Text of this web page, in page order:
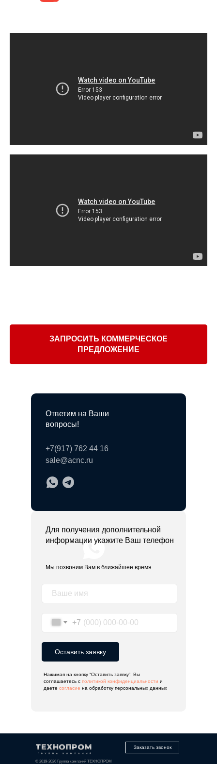
ЗАПРОСИТЬ КОММЕРЧЕСКОЕ
ПРЕДЛОЖЕНИЕ
Ответим на Ваши
вопросы!
+7(917) 762 44 16
sale@acnc.ru
Для получения дополнительной
информации укажите Ваш телефон
Мы позвоним Вам в ближайшее время
Нажимая на кнопку “Оставить заявку”, Вы
соглашаетесь с политикой конфиденциальности и
даете согласие на обработку персональных данных
+7
Оставить заявку
Заказать звонок
© 2019-2026 Группа компаний ТЕХНОПРОМ